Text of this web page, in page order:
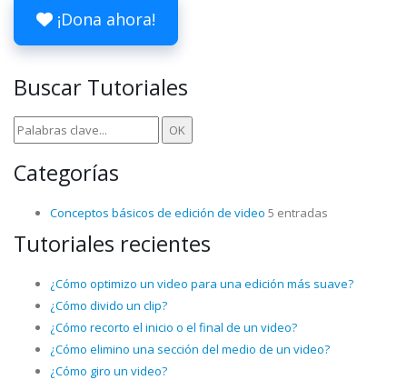
¡Dona ahora!
Buscar Tutoriales
Categorías
Conceptos básicos de edición de video 5 entradas
Tutoriales recientes
¿Cómo optimizo un video para una edición más suave?
¿Cómo divido un clip?
¿Cómo recorto el inicio o el final de un video?
¿Cómo elimino una sección del medio de un video?
¿Cómo giro un video?